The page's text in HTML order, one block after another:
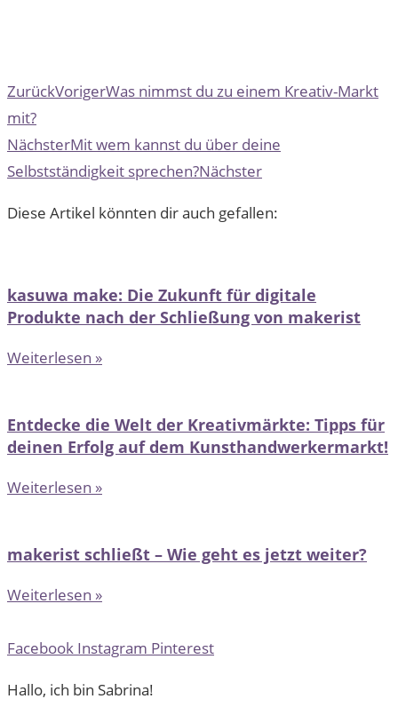
ZurückVorigerWas nimmst du zu einem Kreativ-Markt
mit?
NächsterMit wem kannst du über deine
Selbstständigkeit sprechen?Nächster
Diese Artikel könnten dir auch gefallen:
kasuwa make: Die Zukunft für digitale
Produkte nach der Schließung von makerist
Weiterlesen »
Entdecke die Welt der Kreativmärkte: Tipps für
deinen Erfolg auf dem Kunsthandwerkermarkt!
Weiterlesen »
makerist schließt – Wie geht es jetzt weiter?
Weiterlesen »
Facebook Instagram Pinterest
Hallo, ich bin Sabrina!